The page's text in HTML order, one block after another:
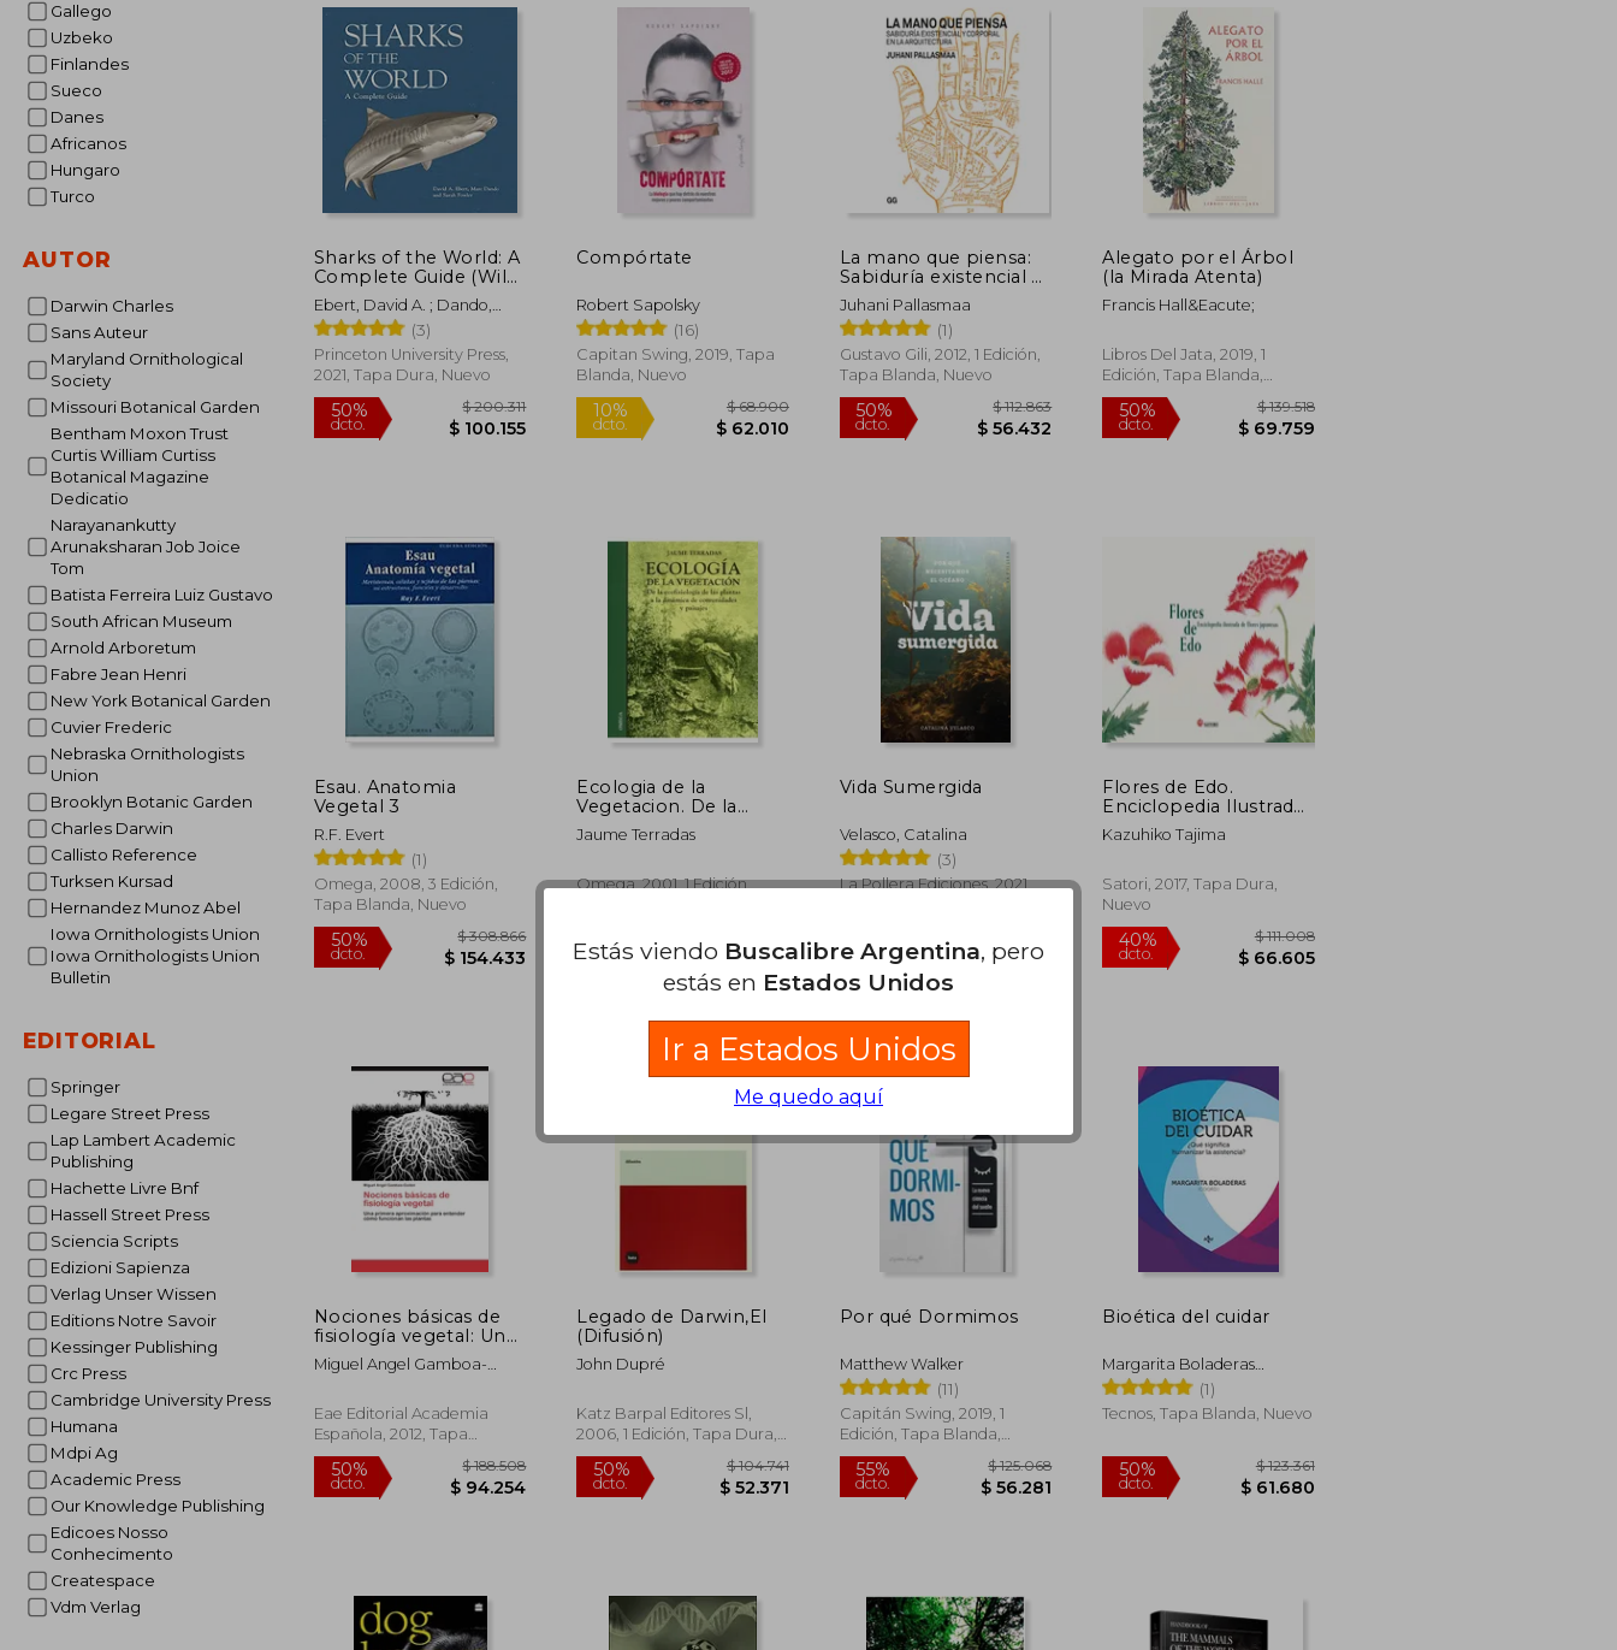
Gallego
Uzbeko
Finlandes
Sueco
Danes
Africanos
Hungaro
Turco
AUTOR
Darwin Charles
Sans Auteur
Maryland Ornithological
Society
Missouri Botanical Garden
Bentham Moxon Trust
Curtis William Curtiss
Botanical Magazine
Dedicatio
Narayanankutty
Arunaksharan Job Joice
Tom
Batista Ferreira Luiz Gustavo
South African Museum
Arnold Arboretum
Fabre Jean Henri
New York Botanical Garden
Cuvier Frederic
Nebraska Ornithologists
Union
Brooklyn Botanic Garden
Charles Darwin
Callisto Reference
Turksen Kursad
Hernandez Munoz Abel
Iowa Ornithologists Union
Iowa Ornithologists Union
Bulletin
EDITORIAL
Springer
Legare Street Press
Lap Lambert Academic
Publishing
Hachette Livre Bnf
Hassell Street Press
Sciencia Scripts
Edizioni Sapienza
Verlag Unser Wissen
Editions Notre Savoir
Kessinger Publishing
Crc Press
Cambridge University Press
Humana
Mdpi Ag
Academic Press
Our Knowledge Publishing
Edicoes Nosso
Conhecimento
Createspace
Vdm Verlag
Sharks of the World: A
Complete Guide (Wild
Nature Press) (en
Inglés)
Ebert, David A. ; Dando,
Marc ; Fowler, Sarah
(3)
Princeton University Press,
2021, Tapa Dura, Nuevo
50%
dcto.
Compórtate
Robert Sapolsky
(16)
Capitan Swing, 2019, Tapa
Blanda, Nuevo
10%
dcto.
La mano que piensa:
Sabiduría existencial y
corporal en la
arquitectura
Juhani Pallasmaa
(1)
Gustavo Gili, 2012, 1 Edición,
Tapa Blanda, Nuevo
50%
dcto.
$ 112.863
$ 56.432
Alegato por el Árbol
(la Mirada Atenta)
Francis Hall&Eacute;
Libros Del Jata, 2019, 1
Edición, Tapa Blanda,
Nuevo
50%
dcto.
Esau. Anatomia
Vegetal 3
R.F. Evert
(1)
Omega, 2008, 3 Edición,
Tapa Blanda, Nuevo
Ecologia de la
Vegetacion. De la
Ecofisiologia de las
Plantasa la Dinamica
Jaume Terradas
Omega, 2001, 1 Edición,
Vida Sumergida
Velasco, Catalina
(3)
La Pollera Ediciones, 2021,
40% $ 72.444
Flores de Edo.
Enciclopedia Ilustrada
de Flores Japonesas
Kazuhiko Tajima
Satori, 2017, Tapa Dura,
Nuevo
40%
dcto.
Nociones básicas de
fisiología vegetal: Una
primera aproximación
para entender cómo
Miguel Angel Gamboa-
Eae Editorial Academia
Española, 2012, Tapa
Blanda, Nuevo
Legado de Darwin,El
(Difusión)
John Dupré
Katz Barpal Editores Sl,
2006, 1 Edición, Tapa Dura,
Nuevo
Por qué Dormimos
Matthew Walker
(11)
Capitán Swing, 2019, 1
Edición, Tapa Blanda,
Nuevo
Bioética del cuidar
Margarita Boladeras
Cucurella
(1)
Tecnos, Tapa Blanda, Nuevo
Estás viendo Buscalibre Argentina, pero
estás en Estados Unidos
Ir a Estados Unidos
Me quedo aquí